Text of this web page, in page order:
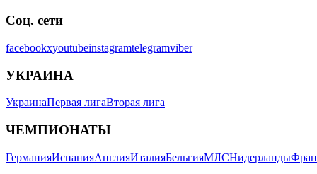
Соц. сети
facebookxyoutubeinstagramtelegramviber
УКРАИНА
УкраинаПервая лигаВторая лига
ЧЕМПИОНАТЫ
ГерманияИспанияАнглияИталияБельгияМЛСНидерланды